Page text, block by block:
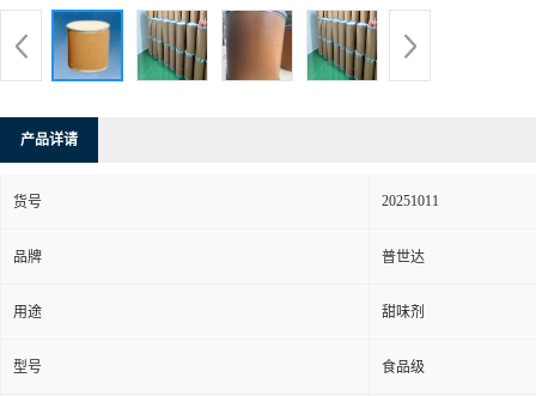
产品详请
货号 20251011
品牌 普世达
用途 甜味剂
型号 食品级